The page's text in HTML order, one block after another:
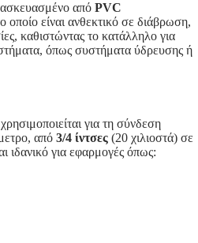
από PVC
οποίο είναι ανθεκτικό σε διάβρωση,
καθιστώντας το κατάλληλο για
όπως συστήματα ύδρευσης ή
χρησιμοποιείται για τη σύνδεση
από 3/4 ίντσες (20 χιλιοστά) σε
ιδανικό για εφαρμογές όπως: